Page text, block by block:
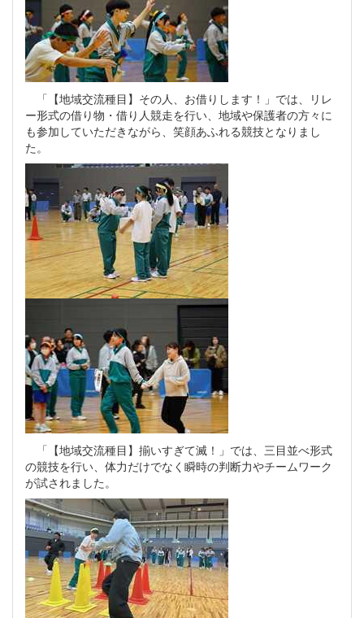
「【地域交流種目】その人、お借りします！」では、リレ
ー形式の借り物・借り人競走を行い、地域や保護者の方々に
も参加していただきながら、笑顔あふれる競技となりまし
た。
「【地域交流種目】揃いすぎて滅！」では、三目並べ形式
の競技を行い、体力だけでなく瞬時の判断力やチームワーク
が試されました。